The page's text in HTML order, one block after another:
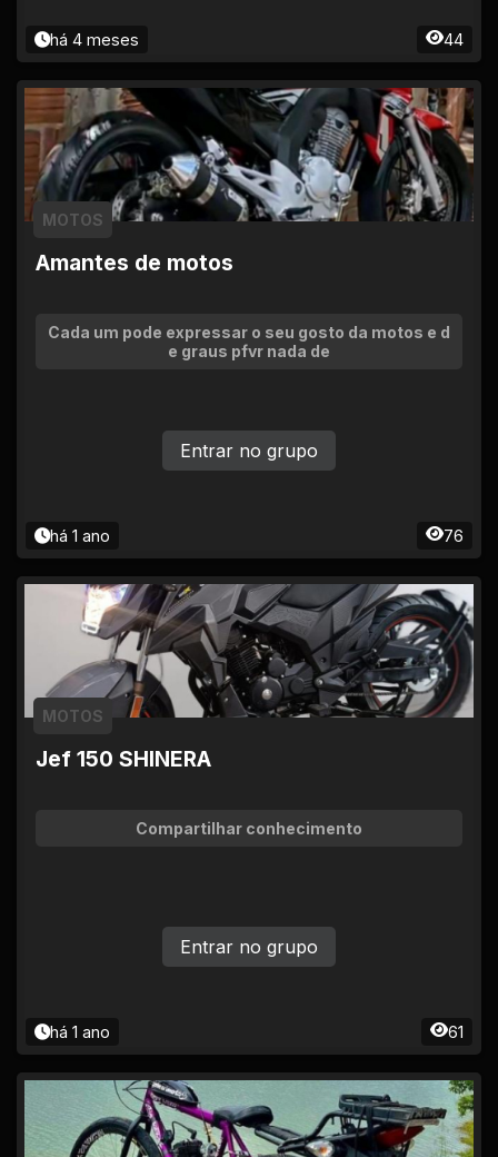
há 4 meses 44
Amantes de motos
MOTOS
Cada um pode expressar o seu gosto da motos e d
e graus pfvr nada de
há 1 ano 76
Entrar no grupo
Jef 150 SHINERA
MOTOS
Compartilhar conhecimento
há 1 ano 61
Entrar no grupo